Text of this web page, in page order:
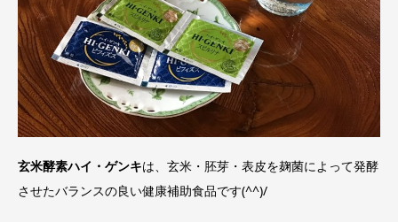
玄米酵素ハイ・ゲンキは、玄米・胚芽・表皮を麹菌によって発酵
させたバランスの良い健康補助食品です(^^)/